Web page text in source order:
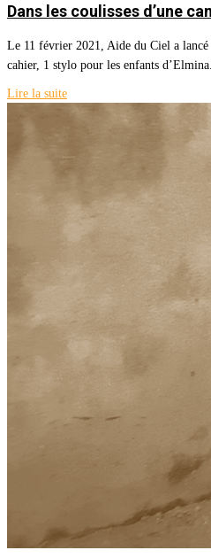
Dans les coulisses d’une
Le 11 février 2021, Aide du Ciel a lancé
cahier, 1 stylo pour les enfants
Lire la suite